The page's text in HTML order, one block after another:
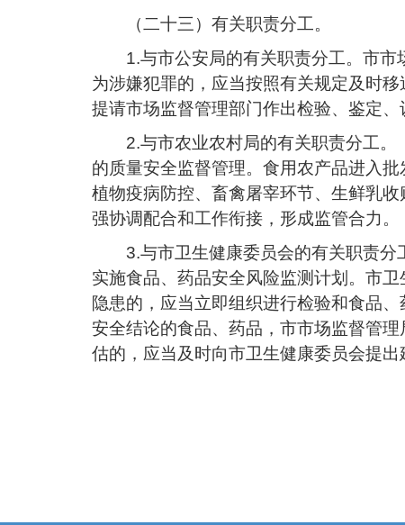
（二十三）有关职责分工。
1.与市公安局的有关职责分工。市
为涉嫌犯罪的，应当按照有关规定及时
提请市场监督管理部门作出检验、鉴定
2.与市农业农村局的有关职责分工
的质量安全监督管理。食用农产品进入
植物疫病防控、畜禽屠宰环节、生鲜乳
强协调配合和工作衔接，形成监管合力。
3.与市卫生健康委员会的有关职责分
实施食品、药品安全风险监测计划。市
隐患的，应当立即组织进行检验和食品
安全结论的食品、药品，市市场监督管
估的，应当及时向市卫生健康委员会提出